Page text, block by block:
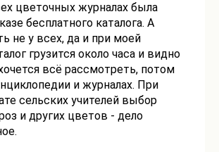
цветочных журналах была
бесплатного каталога. А
не у всех, да и при моей
грузится около часа и видно
всё рассмотреть, потом
и журналах. При
сельских учителей выбор
и других цветов - дело